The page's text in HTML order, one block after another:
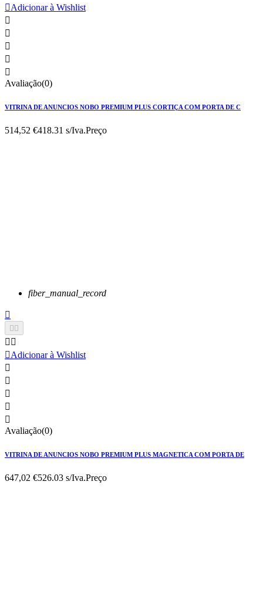
Adicionar à Wishlist





Avaliação(0)
VITRINA DE ANUNCIOS NOBO PREMIUM PLUS CORTIÇA COM PORTA DE C
514,52 €418.31 s/Iva.Preço
fiber_manual_record

 
 
Adicionar à Wishlist





Avaliação(0)
VITRINA DE ANUNCIOS NOBO PREMIUM PLUS MAGNETICA COM PORTA DE
647,02 €526.03 s/Iva.Preço